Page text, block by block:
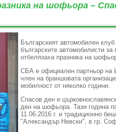
на шофьора –
Българският автомобилен
българските автомобилисти за
отбелязаха празника на
СБА е официален партньор
член на браншовата
мобилност от няколко години.
Спасов ден е
ден на шофьора. Тази година
11.06.2016 г. и традиционно
"Александър Невски", в гр.